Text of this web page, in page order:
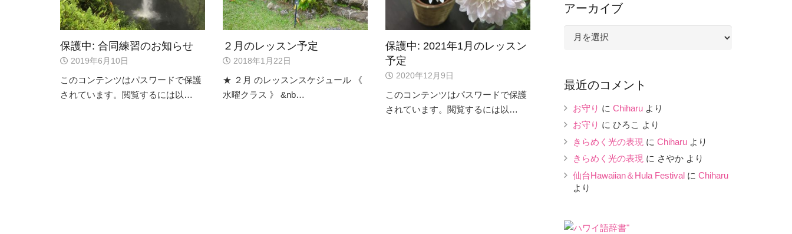
保護中: 合同練習のお知らせ
2019年6月10日
このコンテンツはパスワードで保護
されています。閲覧するには以…
２月のレッスン予定
2018年1月22日
★ ２月 のレッスンスケジュール 《
水曜クラス 》 &nb…
保護中: 2021年1月のレッスン
予定
2020年12月9日
このコンテンツはパスワードで保護
されています。閲覧するには以…
アーカイブ
ブ
最近のコメント
お守り に Chiharu より
お守り に ひろこ より
きらめく光の表現 に Chiharu より
きらめく光の表現 に さやか より
仙台Hawaiian＆Hula Festival に Chiharu
より